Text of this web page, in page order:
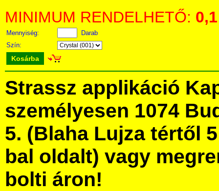
MINIMUM RENDELHETŐ: 0,1
Mennyiség:
Darab
Szín:
Kosárba
Strassz applikáció
személyesen 1074
5. (Blaha Lujza tértől
bal oldalt) vagy
bolti áron!